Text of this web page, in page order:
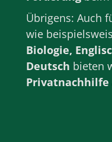
Übrigens: Auch
wie
Biologie,
Deutsch bieten
Privatnachhilfe